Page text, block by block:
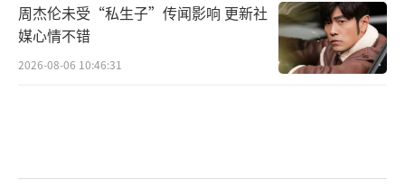
辑：李劲 CK005）
周杰伦未受“私生子”传闻影响 更新社
媒心情不错
2026-08-06 10:46:31